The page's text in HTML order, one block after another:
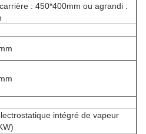
: 450*400mm ou agrandi :
intégré de vapeur